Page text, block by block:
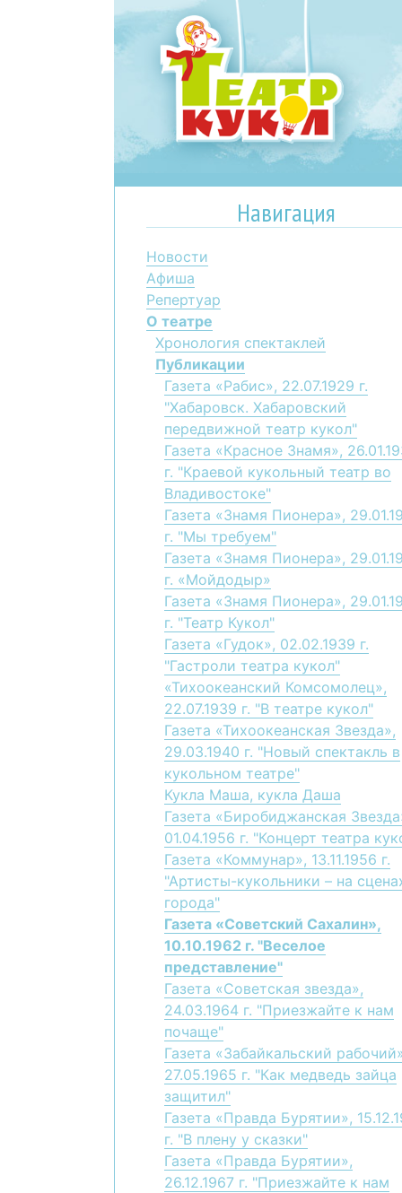
Навигация
Новости
Афиша
Репертуар
О театре
Хронология спектаклей
Публикации
Газета «Рабис», 22.07.1929 г.
"Хабаровск. Хабаровский
передвижной театр кукол"
Газета «Красное Знамя»,
г. "Краевой кукольный театр во
Владивостоке"
Газета «Знамя Пионера»,
г. "Мы требуем"
Газета «Знамя Пионера»,
г. «Мойдодыр»
Газета «Знамя Пионера»,
г. "Театр Кукол"
Газета «Гудок», 02.02.1939 г.
"Гастроли театра кукол"
«Тихоокеанский Комсомолец»,
22.07.1939 г. "В театре кукол"
Газета «Тихоокеанская Звезда»,
29.03.1940 г. "Новый спектакль в
кукольном театре"
Кукла Маша, кукла Даша
Газета «Биробиджанская
01.04.1956 г. "Концерт театра
Газета «Коммунар», 13.11.1956 г.
"Артисты-кукольники – на
города"
Газета «Советский Сахалин»,
10.10.1962 г. "Веселое
представление"
Газета «Советская звезда»,
24.03.1964 г. "Приезжайте к нам
почаще"
Газета «Забайкальский
27.05.1965 г. "Как медведь зайца
защитил"
Газета «Правда Бурятии»,
г. "В плену у сказки"
Газета «Правда Бурятии»,
26.12.1967 г. "Приезжайте к нам